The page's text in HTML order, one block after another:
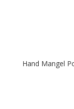
Hand Mangel